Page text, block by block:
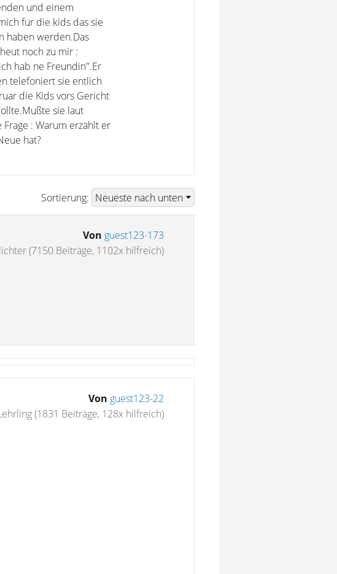
und einem
für die kids das sie
haben werden.Das
noch zu mir :
hab ne Freundin".Er
telefoniert sie entlich
die Kids vors Gericht
sie laut
: Warum erzählt er
hat?
Sortierung:
Von guest123-173
(7150 Beiträge, 1102x hilfreich)
Von guest123-22
(1831 Beiträge, 128x hilfreich)